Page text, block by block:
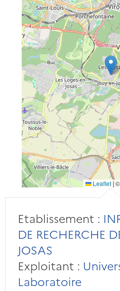
Leaflet | ©
Etablissement :
DE RECHERCHE
JOSAS
Exploitant :
Laboratoire